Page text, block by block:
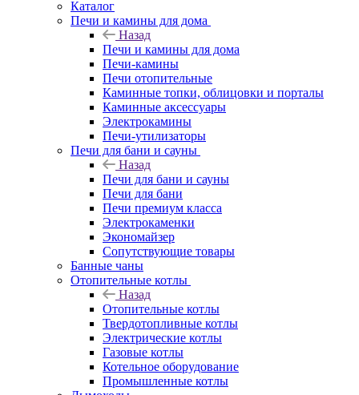
Каталог
Печи и камины для дома
Назад
Печи и камины для дома
Печи-камины
Печи отопительные
Каминные топки, облицовки и порталы
Каминные аксессуары
Электрокамины
Печи-утилизаторы
Печи для бани и сауны
Назад
Печи для бани и сауны
Печи для бани
Печи премиум класса
Электрокаменки
Экономайзер
Сопутствующие товары
Банные чаны
Отопительные котлы
Назад
Отопительные котлы
Твердотопливные котлы
Электрические котлы
Газовые котлы
Котельное оборудование
Промышленные котлы